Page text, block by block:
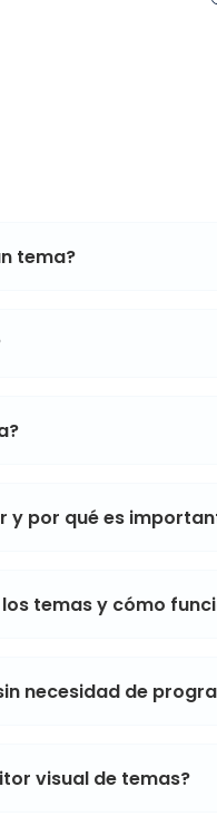
tema?
y por qué es
temas y cómo
necesidad de
visual de temas?